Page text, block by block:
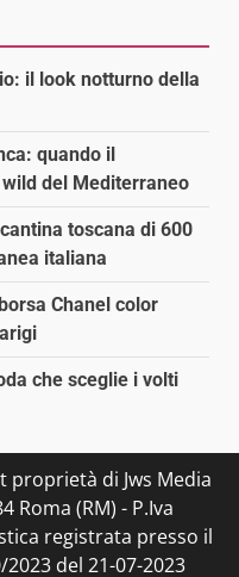
il look notturno della
quando il
del Mediterraneo
toscana di 600
italiana
Chanel color
che sceglie i volti
proprietà di Jws Media
Roma (RM) - P.Iva
registrata presso il
del 21-07-2023